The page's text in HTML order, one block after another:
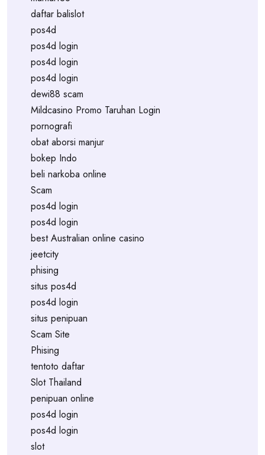
daftar balislot
pos4d
pos4d login
pos4d login
pos4d login
dewi88 scam
Mildcasino Promo Taruhan Login
pornografi
obat aborsi manjur
bokep Indo
beli narkoba online
Scam
pos4d login
pos4d login
best Australian online casino
jeetcity
phising
situs pos4d
pos4d login
situs penipuan
Scam Site
Phising
tentoto daftar
Slot Thailand
penipuan online
pos4d login
pos4d login
slot